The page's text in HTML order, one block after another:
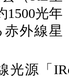
1500光年
外線星
光源「